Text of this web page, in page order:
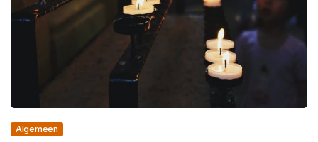
Algemeen